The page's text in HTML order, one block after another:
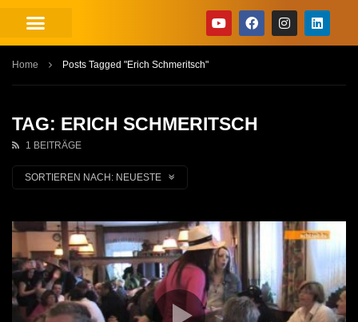
Home Posts Tagged "Erich Schmeritsch"
TAG: ERICH SCHMERITSCH
1 BEITRÄGE
SORTIEREN NACH: NEUESTE